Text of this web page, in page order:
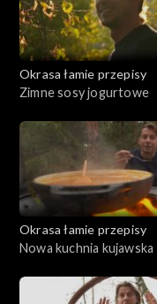
Okrasa łamie przepisy
Zimne sosy jogurtowe
Okrasa łamie przepisy
Nowa kuchnia kujawska